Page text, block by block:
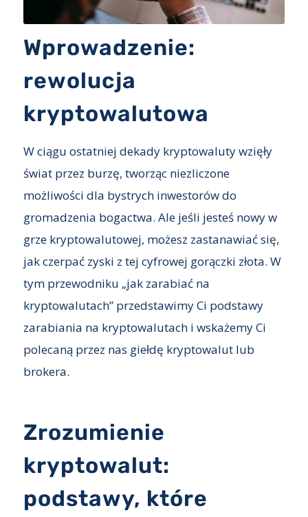
Wprowadzenie:
rewolucja
kryptowalutowa
W ciągu ostatniej dekady kryptowaluty wzięły
świat przez burzę, tworząc niezliczone
możliwości dla bystrych inwestorów do
gromadzenia bogactwa. Ale jeśli jesteś nowy w
grze kryptowalutowej, możesz zastanawiać się,
jak czerpać zyski z tej cyfrowej gorączki złota. W
tym przewodniku „jak zarabiać na
kryptowalutach” przedstawimy Ci podstawy
zarabiania na kryptowalutach i wskażemy Ci
polecaną przez nas giełdę kryptowalut lub
brokera.
Zrozumienie
kryptowalut:
podstawy, które